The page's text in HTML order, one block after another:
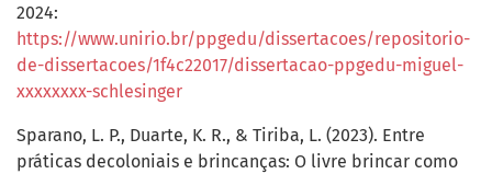
2024:
https://www.unirio.br/ppgedu/dissertacoes/repositorio-
de-dissertacoes/1f4c22017/dissertacao-ppgedu-miguel-
xxxxxxxx-schlesinger
Sparano, L. P., Duarte, K. R., & Tiriba, L. (2023). Entre
práticas decoloniais e brincanças: O livre brincar como